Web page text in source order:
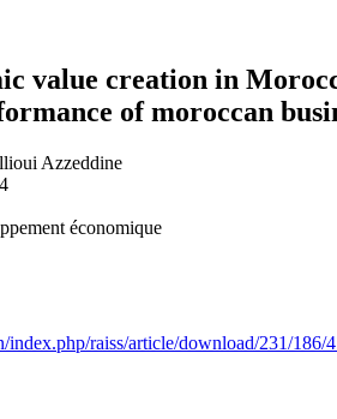
value creation in
of moroccan
Azzeddine
économique
index.php/raiss/article/download/231/186/